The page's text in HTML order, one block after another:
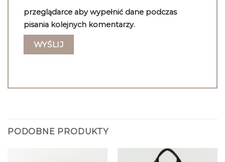
przeglądarce aby wypełnić dane podczas
pisania kolejnych komentarzy.
PODOBNE PRODUKTY